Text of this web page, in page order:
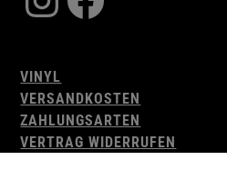
VINYL
VERSANDKOSTEN
ZAHLUNGSARTEN
VERTRAG WIDERRUFEN